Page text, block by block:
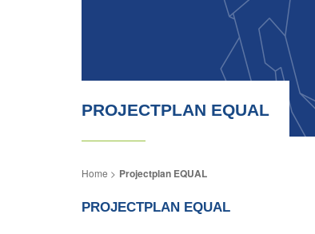
PROJECTPLAN EQUAL
Projectplan EQUAL
PROJECTPLAN EQUAL